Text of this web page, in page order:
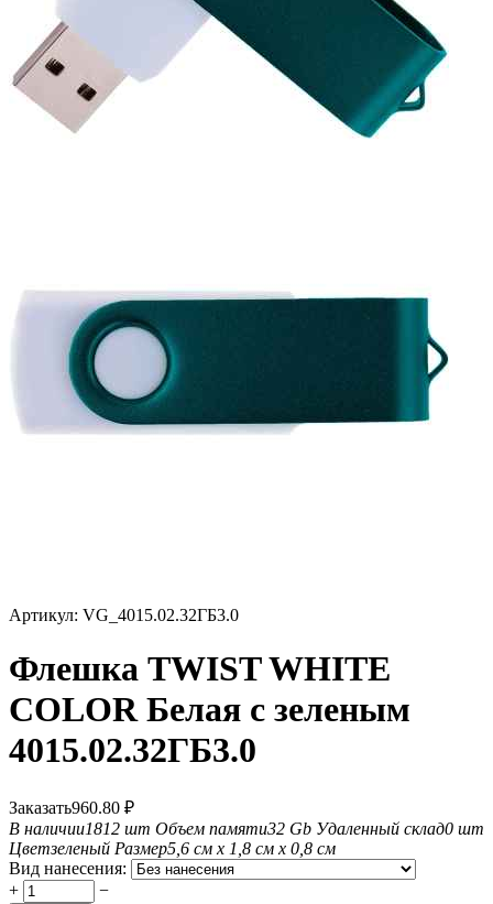
Артикул: VG_4015.02.32ГБ3.0
Флешка TWIST WHITE
COLOR Белая с зеленым
4015.02.32ГБ3.0
Заказать960.80 ₽
В наличии1812 шт Объем памяти32 Gb Удаленный склад0 шт
Цветзеленый Размер5,6 см х 1,8 см х 0,8 см
Вид нанесения:
+
−